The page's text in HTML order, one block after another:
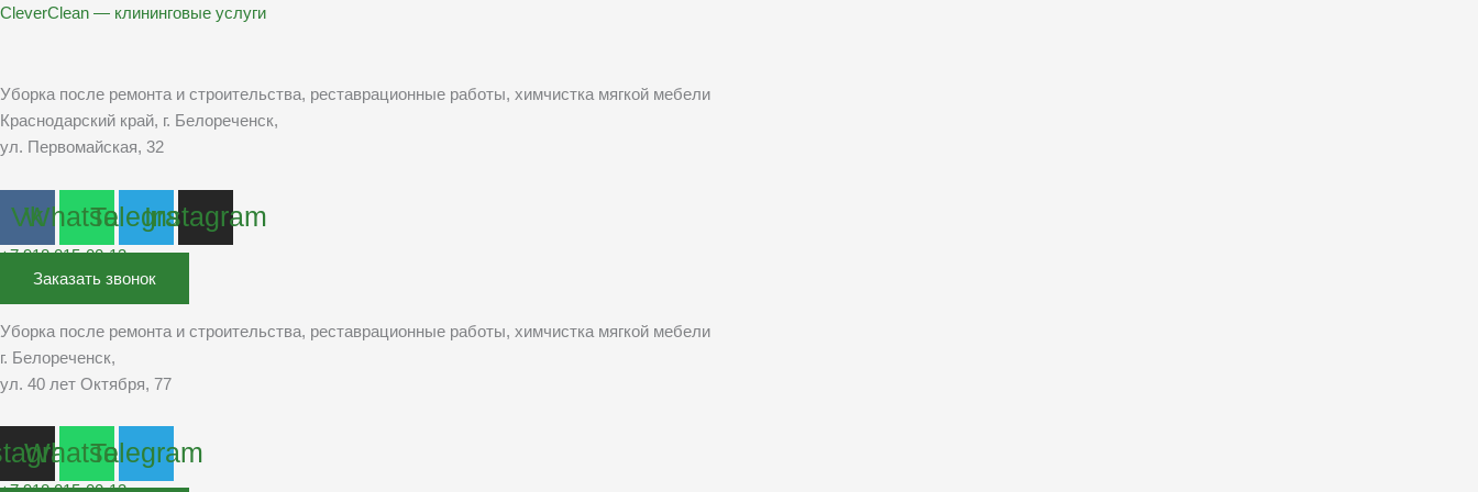
Перейти
CleverClean — клининговые услуги
Уборка после ремонта и строительства, реставрационные работы, химчистка мягкой мебели
Краснодарский край, г. Белореченск,
ул. Первомайская, 32
Vk
Whatsapp
Telegram
Instagram
+7 918 015-00-13
Заказать звонок
Уборка после ремонта и строительства, реставрационные работы, химчистка мягкой мебели
г. Белореченск,
ул. 40 лет Октября, 77
Whatsapp
Telegram